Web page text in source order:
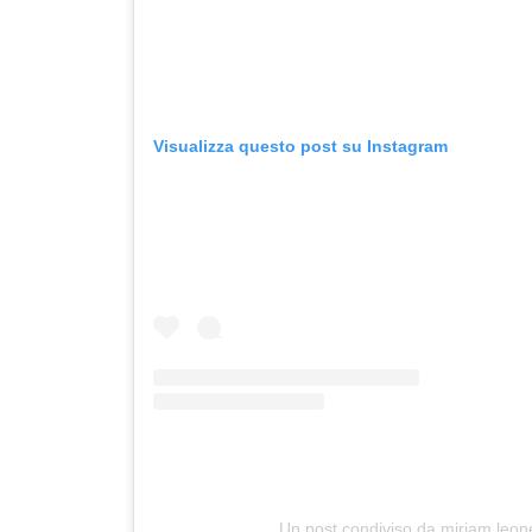
Visualizza questo post su Instagram